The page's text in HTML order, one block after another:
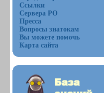
Ссылки
Сервера РО
Пресса
Вопросы знатокам
Вы можете помочь
Карта сайта